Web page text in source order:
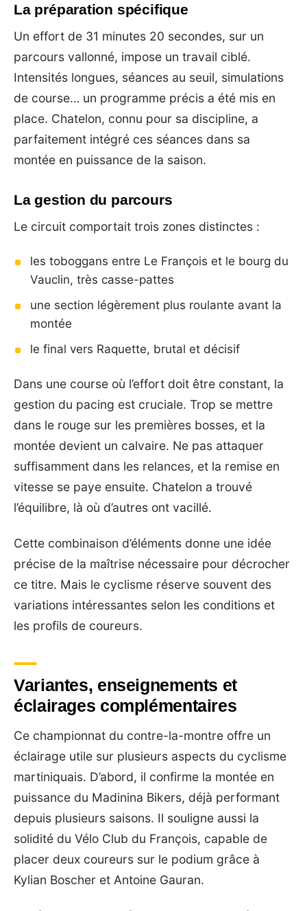
La préparation spécifique
Un effort de 31 minutes 20 secondes, sur un
parcours vallonné, impose un travail ciblé.
Intensités longues, séances au seuil, simulations
de course… un programme précis a été mis en
place. Chatelon, connu pour sa discipline, a
parfaitement intégré ces séances dans sa
montée en puissance de la saison.
La gestion du parcours
Le circuit comportait trois zones distinctes :
les toboggans entre Le François et le bourg du
Vauclin, très casse-pattes
une section légèrement plus roulante avant la
montée
le final vers Raquette, brutal et décisif
Dans une course où l’effort doit être constant, la
gestion du pacing est cruciale. Trop se mettre
dans le rouge sur les premières bosses, et la
montée devient un calvaire. Ne pas attaquer
suffisamment dans les relances, et la remise en
vitesse se paye ensuite. Chatelon a trouvé
l’équilibre, là où d’autres ont vacillé.
Cette combinaison d’éléments donne une idée
précise de la maîtrise nécessaire pour décrocher
ce titre. Mais le cyclisme réserve souvent des
variations intéressantes selon les conditions et
les profils de coureurs.
Variantes, enseignements et
éclairages complémentaires
Ce championnat du contre-la-montre offre un
éclairage utile sur plusieurs aspects du cyclisme
martiniquais. D’abord, il confirme la montée en
puissance du Madinina Bikers, déjà performant
depuis plusieurs saisons. Il souligne aussi la
solidité du Vélo Club du François, capable de
placer deux coureurs sur le podium grâce à
Kylian Boscher et Antoine Gauran.